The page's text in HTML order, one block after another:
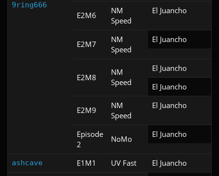
9ring666
E2M6
NM
Speed
El Juancho
E2M7
NM
Speed
El Juancho
E2M8
NM
Speed
El Juancho
El Juancho
E2M9
NM
Speed
El Juancho
Episode
2
NoMo El Juancho
ashcave E1M1 UV Fast El Juancho